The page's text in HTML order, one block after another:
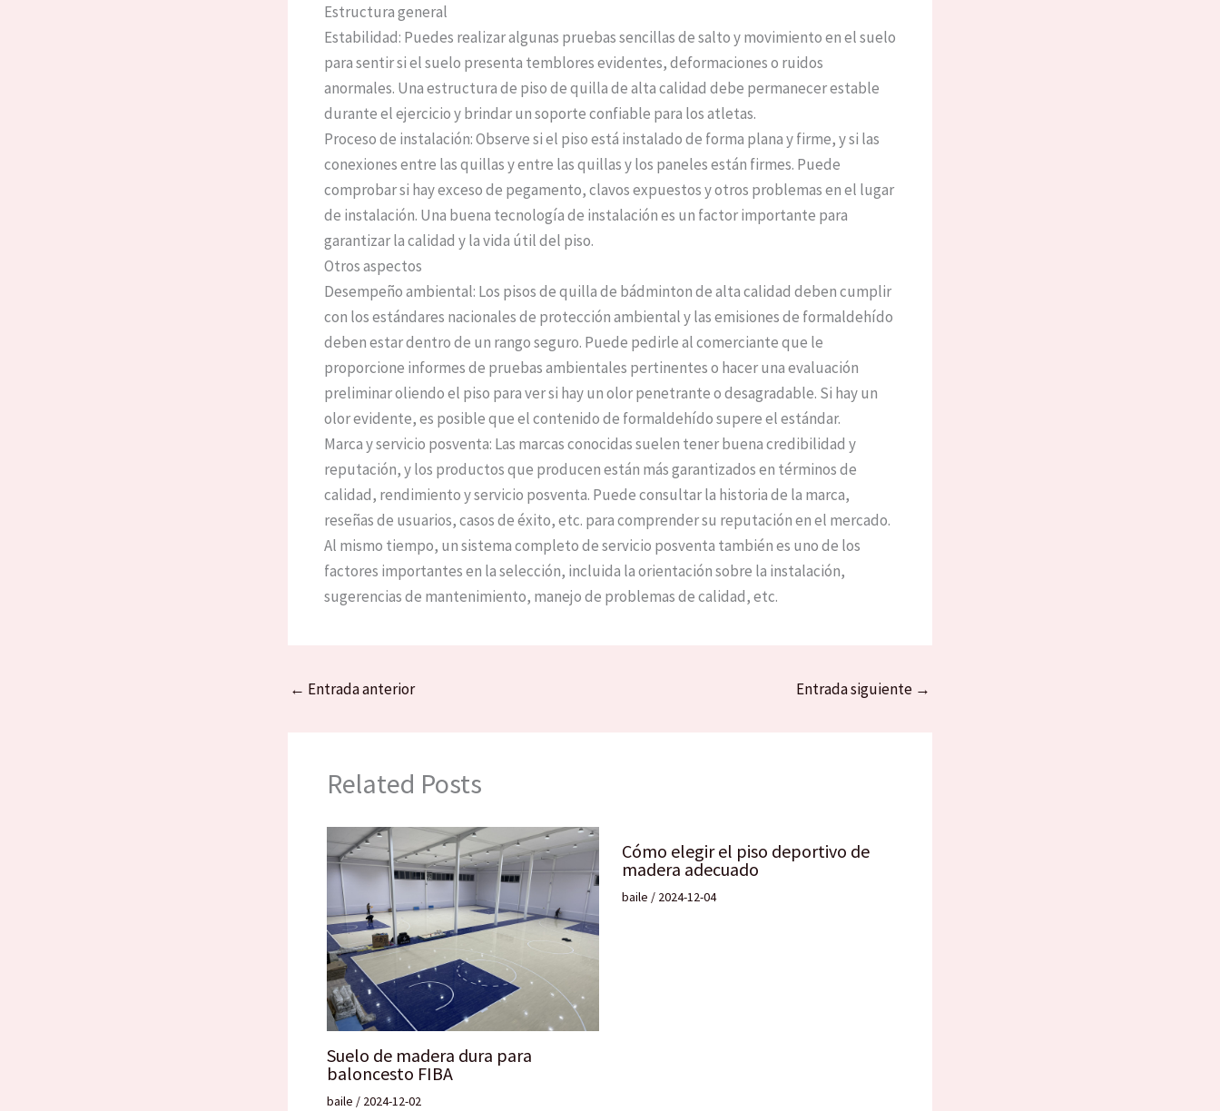
Estructura general
Estabilidad: Puedes realizar algunas pruebas sencillas de salto y movimiento en el suelo
para sentir si el suelo presenta temblores evidentes, deformaciones o ruidos
anormales. Una estructura de piso de quilla de alta calidad debe permanecer estable
durante el ejercicio y brindar un soporte confiable para los atletas.
Proceso de instalación: Observe si el piso está instalado de forma plana y firme, y si las
conexiones entre las quillas y entre las quillas y los paneles están firmes. Puede
comprobar si hay exceso de pegamento, clavos expuestos y otros problemas en el lugar
de instalación. Una buena tecnología de instalación es un factor importante para
garantizar la calidad y la vida útil del piso.
Otros aspectos
Desempeño ambiental: Los pisos de quilla de bádminton de alta calidad deben cumplir
con los estándares nacionales de protección ambiental y las emisiones de formaldehído
deben estar dentro de un rango seguro. Puede pedirle al comerciante que le
proporcione informes de pruebas ambientales pertinentes o hacer una evaluación
preliminar oliendo el piso para ver si hay un olor penetrante o desagradable. Si hay un
olor evidente, es posible que el contenido de formaldehído supere el estándar.
Marca y servicio posventa: Las marcas conocidas suelen tener buena credibilidad y
reputación, y los productos que producen están más garantizados en términos de
calidad, rendimiento y servicio posventa. Puede consultar la historia de la marca,
reseñas de usuarios, casos de éxito, etc. para comprender su reputación en el mercado.
Al mismo tiempo, un sistema completo de servicio posventa también es uno de los
factores importantes en la selección, incluida la orientación sobre la instalación,
sugerencias de mantenimiento, manejo de problemas de calidad, etc.
← Entrada anterior Entrada siguiente →
Related Posts
Suelo de madera dura para
baloncesto FIBA
baile / 2024-12-02
Cómo elegir el piso deportivo de
madera adecuado
baile / 2024-12-04